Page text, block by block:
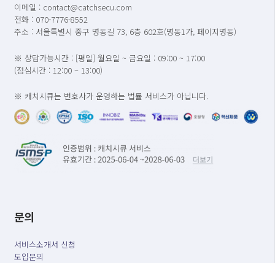
이메일 : contact@catchsecu.com
전화 : 070-7776-8552
주소 : 서울특별시 중구 명동길 73, 6층 602호(명동1가, 페이지명동)
※ 상담가능시간 : [평일] 월요일 ~ 금요일 : 09:00 ~ 17:00
(점심시간 : 12:00 ~ 13:00)
※ 캐치시큐는 변호사가 운영하는 법률 서비스가 아닙니다.
문의
서비스소개서 신청
도입문의